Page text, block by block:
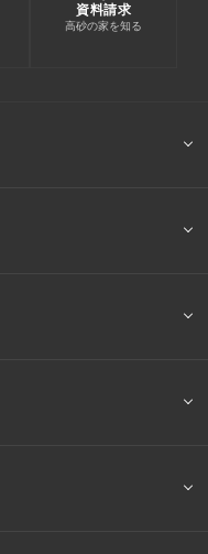
資料請求
高砂の家を知る